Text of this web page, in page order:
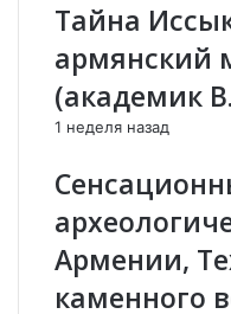
с
к
а
я
э
и
а
А
з
е
Тайна
армянский
(академик
1 неделя назад
Армении,
каменного